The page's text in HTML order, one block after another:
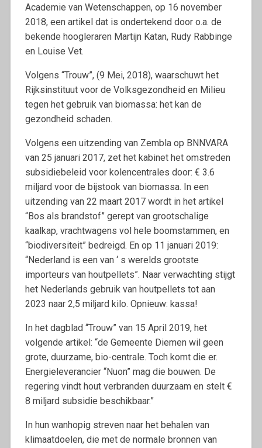
Academie van Wetenschappen, op 16 november
2018, een artikel dat is ondertekend door o.a. de
bekende hoogleraren Martijn Katan, Rudy Rabbinge
en Louise Vet.
Volgens “Trouw”, (9 Mei, 2018), waarschuwt het
Rijksinstituut voor de Volksgezondheid en Milieu
tegen het gebruik van biomassa: het kan de
gezondheid schaden.
Volgens een uitzending van Zembla op BNNVARA
van 25 januari 2017, zet het kabinet het omstreden
subsidiebeleid voor kolencentrales door: € 3.6
miljard voor de bijstook van biomassa. In een
uitzending van 22 maart 2017 wordt in het artikel
“Bos als brandstof” gerept van grootschalige
kaalkap, vrachtwagens vol hele boomstammen, en
“biodiversiteit” bedreigd. En op 11 januari 2019:
“Nederland is een van ‘ s werelds grootste
importeurs van houtpellets”. Naar verwachting stijgt
het Nederlands gebruik van houtpellets tot aan
2023 naar 2,5 miljard kilo. Opnieuw: kassa!
In het dagblad “Trouw” van 15 April 2019, het
volgende artikel: “de Gemeente Diemen wil geen
grote, duurzame, bio-centrale. Toch komt die er.
Energieleverancier “Nuon” mag die bouwen. De
regering vindt hout verbranden duurzaam en stelt €
8 miljard subsidie beschikbaar.”
In hun wanhopig streven naar het behalen van
klimaatdoelen, die met de normale bronnen van